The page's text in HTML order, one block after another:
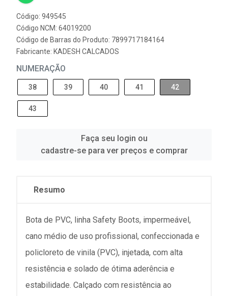
Código: 949545
Código NCM: 64019200
Código de Barras do Produto: 7899717184164
Fabricante: KADESH CALCADOS
NUMERAÇÃO
38 39 40 41 42
43
Faça seu login ou
cadastre-se para ver preços e comprar
Resumo
Bota de PVC, linha Safety Boots, impermeável,
cano médio de uso profissional, confeccionada e
policloreto de vinila (PVC), injetada, com alta
resistência e solado de ótima aderência e
estabilidade. Calçado com resistência ao